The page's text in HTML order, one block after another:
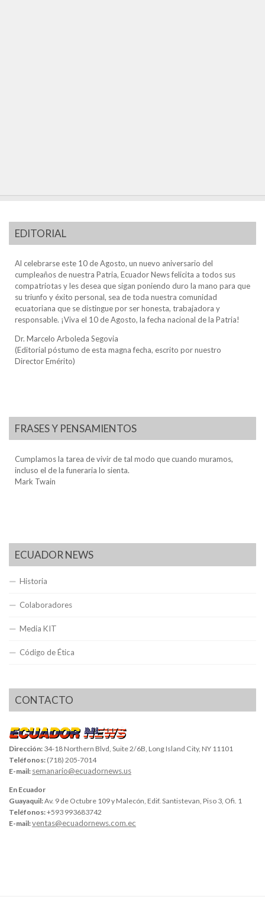
EDITORIAL
Al celebrarse este 10 de Agosto, un nuevo aniversario del
cumpleaños de nuestra Patria, Ecuador News felicita a todos sus
compatriotas y les desea que sigan poniendo duro la mano para que
su triunfo y éxito personal, sea de toda nuestra comunidad
ecuatoriana que se distingue por ser honesta, trabajadora y
responsable. ¡Viva el 10 de Agosto, la fecha nacional de la Patria!
Dr. Marcelo Arboleda Segovia
(Editorial póstumo de esta magna fecha, escrito por nuestro
Director Emérito)
FRASES Y PENSAMIENTOS
Cumplamos la tarea de vivir de tal modo que cuando muramos,
incluso el de la funeraria lo sienta.
Mark Twain
ECUADOR NEWS
Historia
Colaboradores
Media KIT
Código de Ética
CONTACTO
Dirección: 34-18 Northern Blvd, Suite 2/6B, Long Island City, NY 11101
Teléfonos: (718) 205-7014
E-mail: semanario@ecuadornews.us
En Ecuador
Guayaquil:Av. 9 de Octubre 109 y Malecón, Edif. Santistevan, Piso 3, Ofi. 1
Teléfonos:+593 993683742
E-mail:ventas@ecuadornews.com.ec